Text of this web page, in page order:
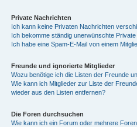
Private Nachrichten
Ich kann keine Privaten Nachrichten
Ich bekomme ständig unerwünschte
Ich habe eine Spam-E-Mail von einem
Freunde und ignorierte Mitglieder
Wozu benötige ich die Listen der Freunde
Wie kann ich Mitglieder zur Liste der
wieder aus den Listen entfernen?
Die Foren durchsuchen
Wie kann ich ein Forum oder mehrere